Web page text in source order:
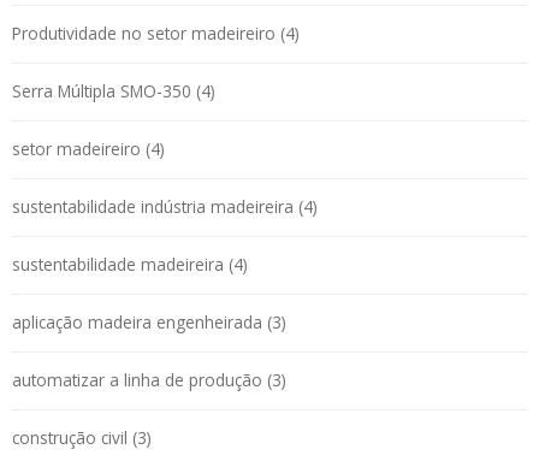
Produtividade no setor madeireiro (4)
Serra Múltipla SMO-350 (4)
setor madeireiro (4)
sustentabilidade indústria madeireira (4)
sustentabilidade madeireira (4)
aplicação madeira engenheirada (3)
automatizar a linha de produção (3)
construção civil (3)